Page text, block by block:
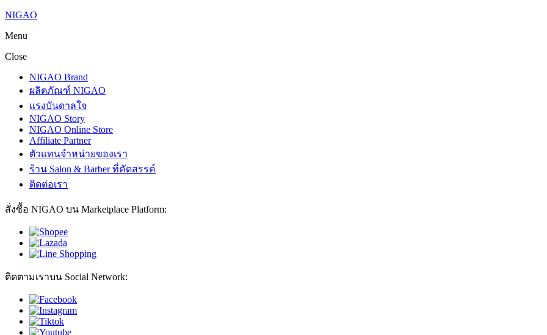
NIGAO
Menu
Close
NIGAO Brand
ผลิตภัณฑ์ NIGAO
แรงบันดาลใจ
NIGAO Story
NIGAO Online Store
Affiliate Partner
ตัวแทนจำหน่ายของเรา
ร้าน Salon & Barber ที่คัดสรรค์
ติดต่อเรา
สั่งซื้อ NIGAO บน Marketplace Platform:
ติดตามเราบน Social Network: